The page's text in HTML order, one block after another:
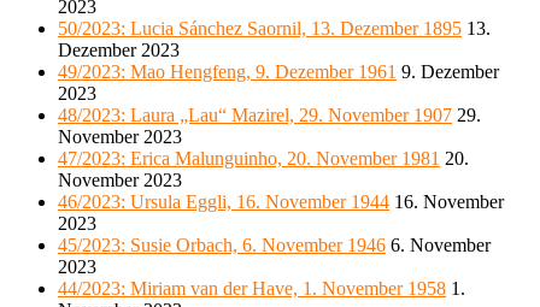
2023
50/2023: Lucia Sánchez Saornil, 13. Dezember 1895 13.
Dezember 2023
49/2023: Mao Hengfeng, 9. Dezember 1961 9. Dezember
2023
48/2023: Laura „Lau“ Mazirel, 29. November 1907 29.
November 2023
47/2023: Erica Malunguinho, 20. November 1981 20.
November 2023
46/2023: Ursula Eggli, 16. November 1944 16. November
2023
45/2023: Susie Orbach, 6. November 1946 6. November
2023
44/2023: Miriam van der Have, 1. November 1958 1.